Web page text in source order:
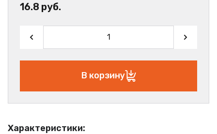
Характеристики:
16.8 руб.
В корзину